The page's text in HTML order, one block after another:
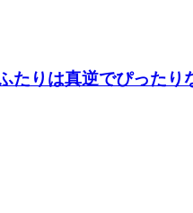
りは真逆でぴったり